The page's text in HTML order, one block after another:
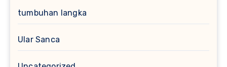
tumbuhan langka
Ular Sanca